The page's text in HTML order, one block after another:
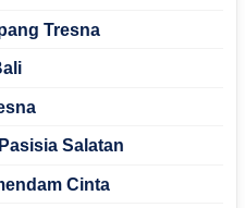
Tresna
Salatan
Cinta